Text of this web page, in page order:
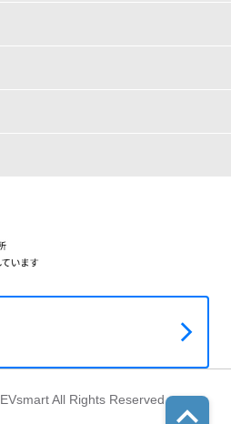
All Rights Reserved.